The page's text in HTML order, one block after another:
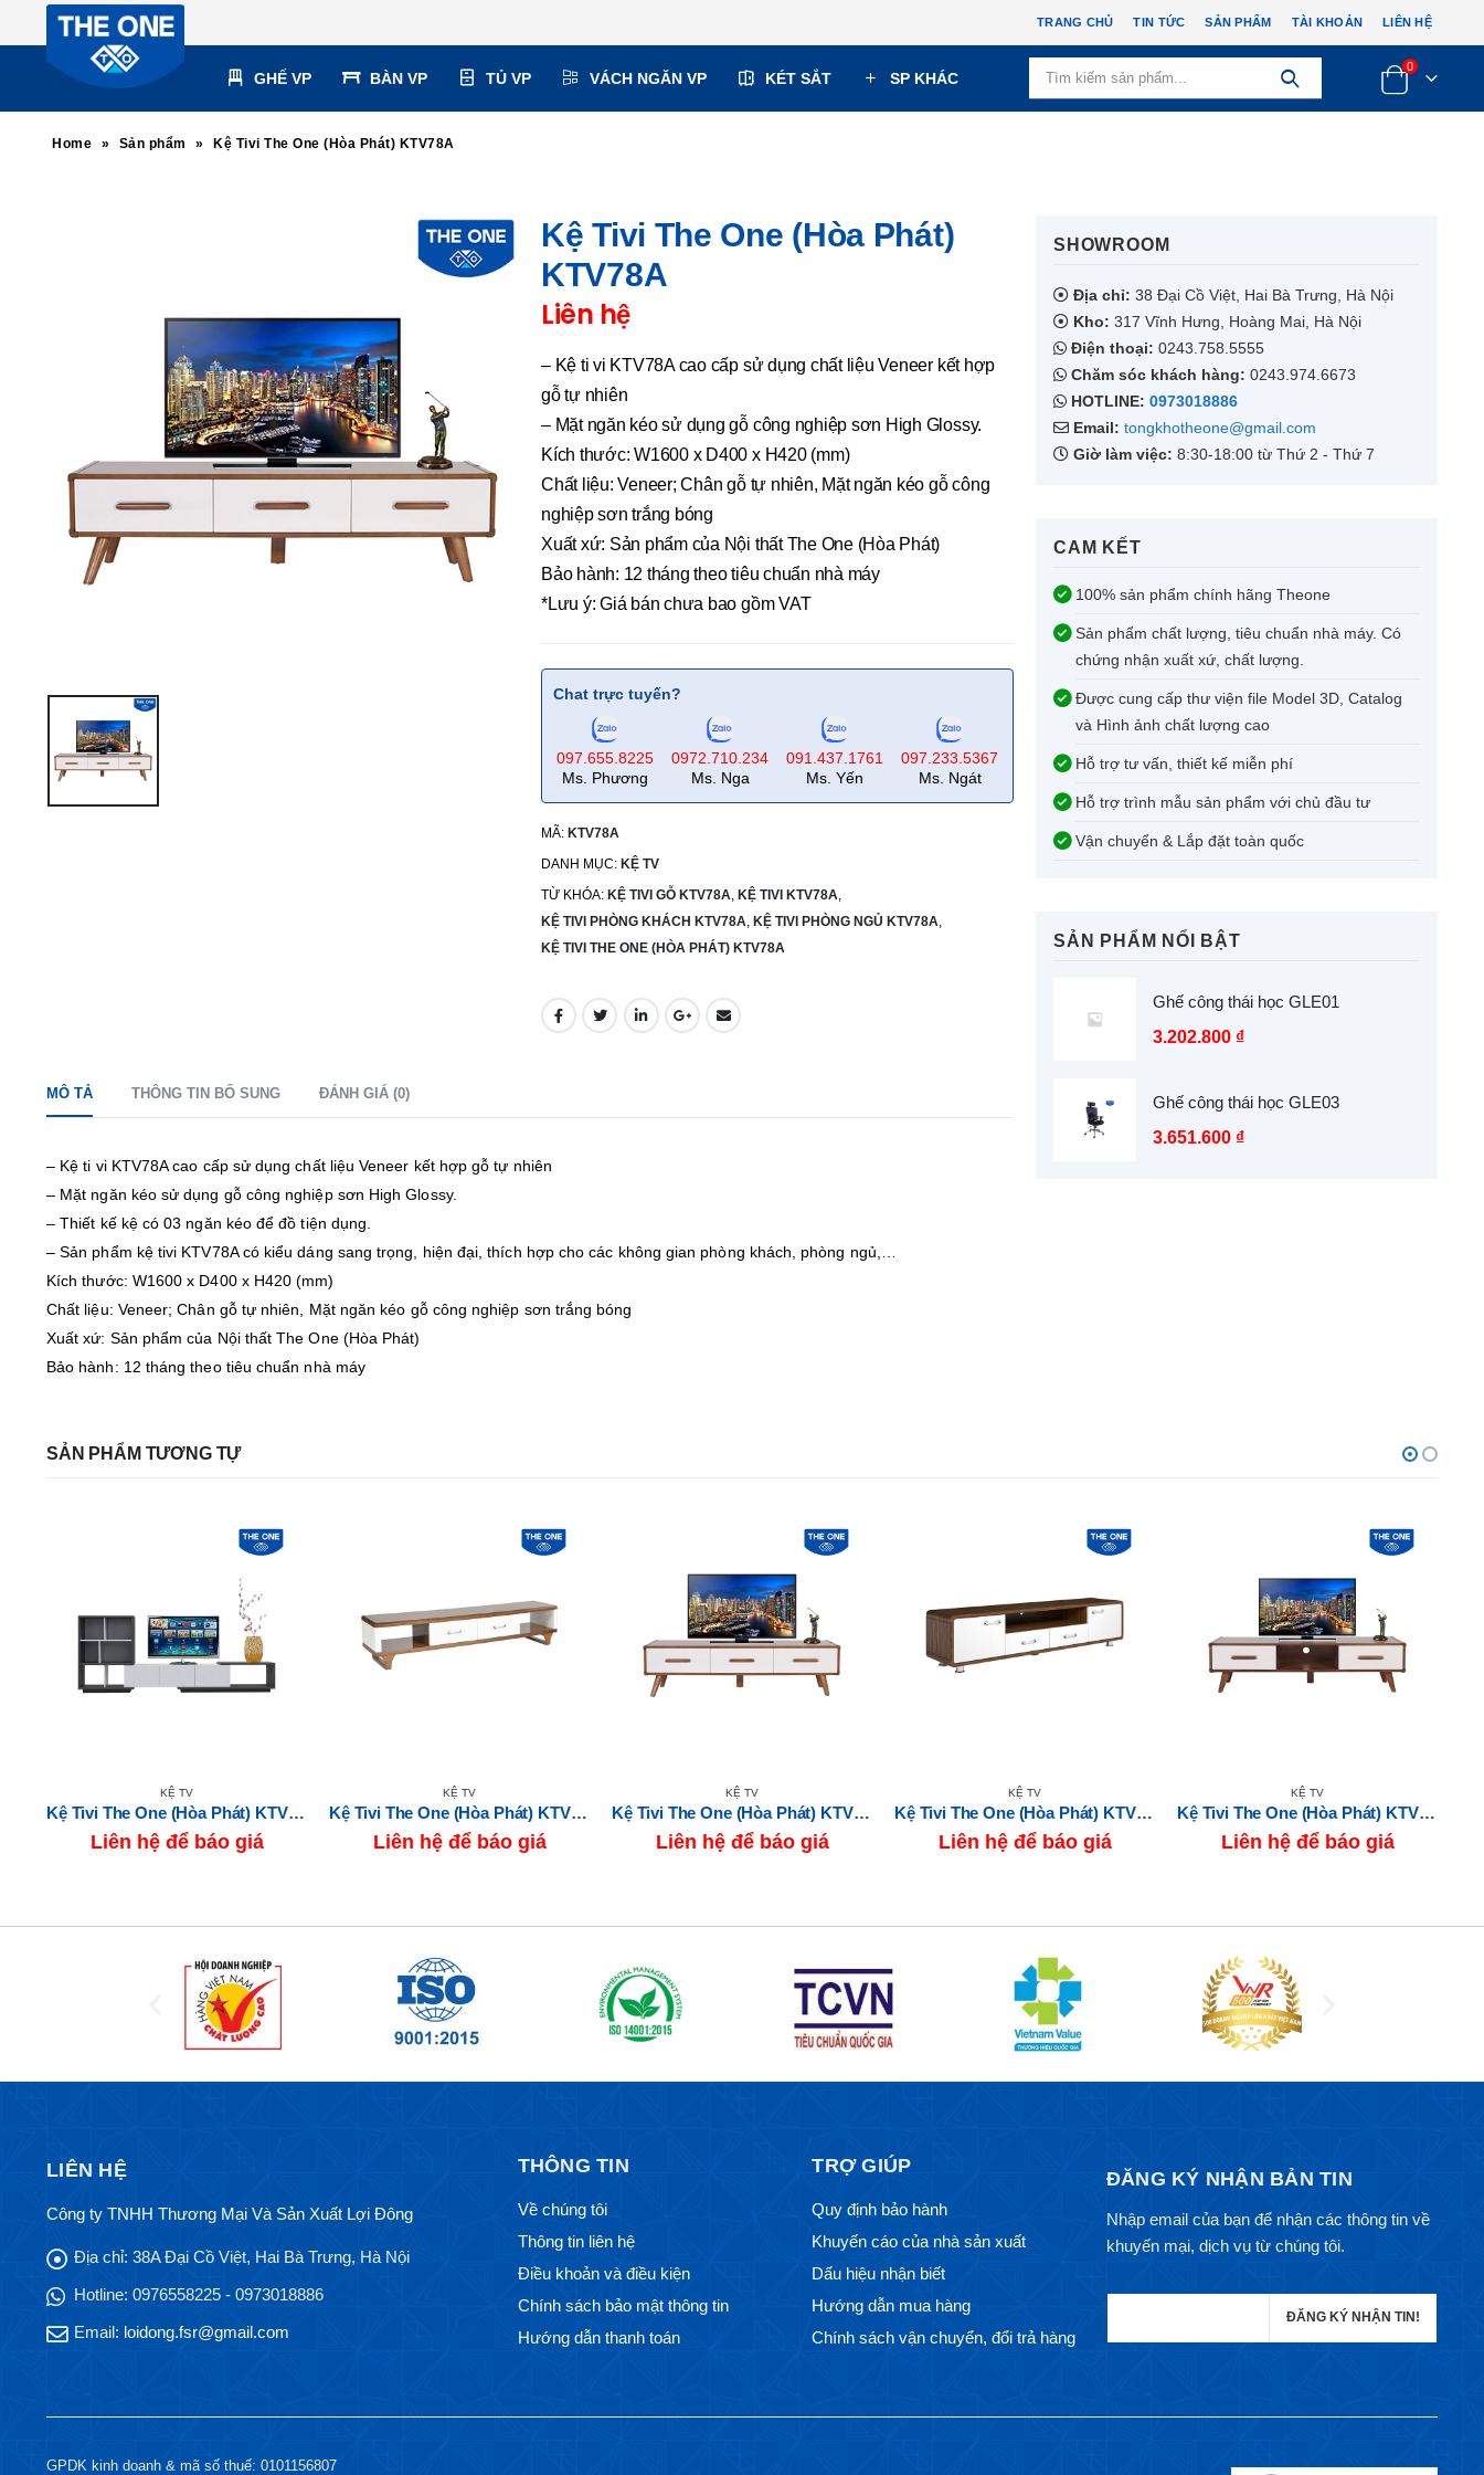
TRANG CHỦ TIN TỨC SẢN PHẨM TÀI KHOẢN LIÊN HỆ
GHẾ VP BÀN VP TỦ VP VÁCH NGĂN VP KÉT SẮT SP KHÁC
0
Home » Sản phẩm » Kệ Tivi The One (Hòa Phát) KTV78A
Kệ Tivi The One (Hòa Phát)
KTV78A
Liên hệ
– Kệ ti vi KTV78A cao cấp sử dụng chất liệu Veneer kết hợp
gỗ tự nhiên
– Mặt ngăn kéo sử dụng gỗ công nghiệp sơn High Glossy.
Kích thước: W1600 x D400 x H420 (mm)
Chất liệu: Veneer; Chân gỗ tự nhiên, Mặt ngăn kéo gỗ công
nghiệp sơn trắng bóng
Xuất xứ: Sản phẩm của Nội thất The One (Hòa Phát)
Bảo hành: 12 tháng theo tiêu chuẩn nhà máy
*Lưu ý: Giá bán chưa bao gồm VAT
Chat trực tuyến?
097.655.8225
Ms. Phương
0972.710.234
Ms. Nga
091.437.1761
Ms. Yến
097.233.5367
Ms. Ngát
MÃ: KTV78A
DANH MỤC: KỆ TV
TỪ KHÓA: KỆ TIVI GỖ KTV78A KỆ TIVI KTV78A
KỆ TIVI PHÒNG KHÁCH KTV78A KỆ TIVI PHÒNG NGỦ KTV78A
KỆ TIVI THE ONE (HÒA PHÁT) KTV78A
MÔ TẢ THÔNG TIN BỔ SUNG ĐÁNH GIÁ (0)
– Kệ ti vi KTV78A cao cấp sử dụng chất liệu Veneer kết hợp gỗ tự nhiên
– Mặt ngăn kéo sử dụng gỗ công nghiệp sơn High Glossy.
– Thiết kế kệ có 03 ngăn kéo để đồ tiện dụng.
– Sản phẩm kệ tivi KTV78A có kiểu dáng sang trọng, hiện đại, thích hợp cho các không gian phòng khách, phòng ngủ,…
Kích thước: W1600 x D400 x H420 (mm)
Chất liệu: Veneer; Chân gỗ tự nhiên, Mặt ngăn kéo gỗ công nghiệp sơn trắng bóng
Xuất xứ: Sản phẩm của Nội thất The One (Hòa Phát)
Bảo hành: 12 tháng theo tiêu chuẩn nhà máy
SHOWROOM​
Địa chỉ: 38 Đại Cồ Việt, Hai Bà Trưng, Hà Nội
Kho: 317 Vĩnh Hưng, Hoàng Mai, Hà Nội
Điện thoại: 0243.758.5555
Chăm sóc khách hàng: 0243.974.6673
HOTLINE: 0973018886
Email: tongkhotheone@gmail.com
Giờ làm việc: 8:30-18:00 từ Thứ 2 - Thứ 7
CAM KẾT​
100% sản phẩm chính hãng Theone
Sản phẩm chất lượng, tiêu chuẩn nhà máy. Có
chứng nhận xuất xứ, chất lượng.
Được cung cấp thư viện file Model 3D, Catalog
và Hình ảnh chất lượng cao
Hỗ trợ tư vấn, thiết kế miễn phí
Hỗ trợ trình mẫu sản phẩm với chủ đầu tư
Vận chuyển & Lắp đặt toàn quốc
SẢN PHẨM NỔI BẬT
Ghế công thái học GLE01
3.202.800 ₫
Ghế công thái học GLE03
3.651.600 ₫
SẢN PHẨM TƯƠNG TỰ
KỆ TV
Kệ Tivi The One (Hòa Phát) KTV508
Liên hệ để báo giá
KỆ TV
Kệ Tivi The One (Hòa Phát) KTV19-20
Liên hệ để báo giá
KỆ TV
Kệ Tivi The One (Hòa Phát) KTV78B
Liên hệ để báo giá
KỆ TV
Kệ Tivi The One (Hòa Phát) KTV505
Liên hệ để báo giá
KỆ TV
Kệ Tivi The One (Hòa Phát) KTV79A
Liên hệ để báo giá
LIÊN HỆ
Công ty TNHH Thương Mại Và Sản Xuất Lợi Đông
Địa chỉ: 38A Đại Cồ Việt, Hai Bà Trưng, Hà Nội
Hotline: 0976558225 - 0973018886
Email: loidong.fsr@gmail.com
THÔNG TIN
Về chúng tôi
Thông tin liên hệ
Điều khoản và điều kiện
Chính sách bảo mật thông tin
Hướng dẫn thanh toán
TRỢ GIÚP
Quy định bảo hành
Khuyến cáo của nhà sản xuất
Dấu hiệu nhận biết
Hướng dẫn mua hàng
Chính sách vận chuyển, đổi trả hàng
ĐĂNG KÝ NHẬN BẢN TIN
Nhập email của bạn để nhận các thông tin về
khuyến mại, dịch vụ từ chúng tôi.
GPDK kinh doanh & mã số thuế: 0101156807